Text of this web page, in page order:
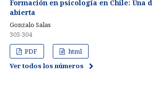
Formación en psicología en Chile: Una
abierta
Gonzalo Salas
303-304
PDF
html
Ver todos los números